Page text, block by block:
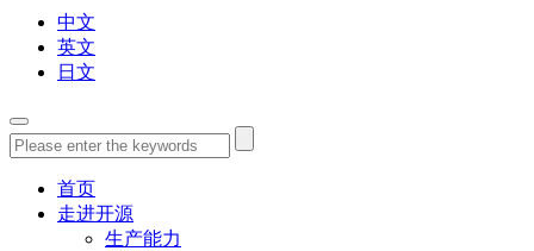
中文
英文
日文
首页
走进开源
生产能力